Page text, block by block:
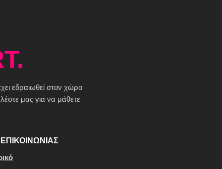
εδραιωθεί στον χώρο
μας για να μάθετε